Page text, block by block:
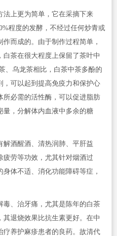
上更为简单，它在采摘下来
程度的发酵，不经过任何炒青或
而成的。由于制作过程简单，
白茶在很大程度上保留了茶叶中
、乌龙茶相比，白茶中茶多酚的
，可以起到提高免疫力和保护心
所必需的活性酶，可以促进脂肪
量，分解体内血液中多余的糖
酒醒酒、清热润肺、平肝益
疲劳等功效，尤其针对烟酒过
体不适、消化功能障碍等症，
、治牙痛，尤其是陈年的白茶
退烧效果比抗生素更好。在中
疗养护麻疹患者的良药。故清代